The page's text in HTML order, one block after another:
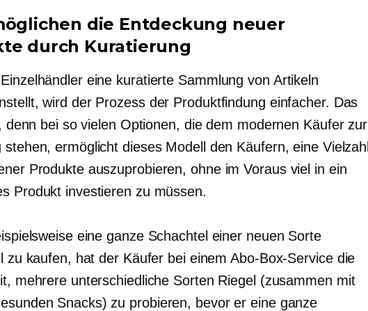
die Entdeckung neuer
durch Kuratierung
eine kuratierte Sammlung von Artikeln
wird der Prozess der Produktfindung einfacher. Das
denn bei so vielen Optionen, die dem modernen Käufer zur
stehen, ermöglicht dieses Modell den Käufern, eine Vielzahl
Produkte auszuprobieren, ohne im Voraus viel in ein
Produkt investieren zu müssen.
eine ganze Schachtel einer neuen Sorte
zu kaufen, hat der Käufer bei einem Abo-Box-Service die
mehrere unterschiedliche Sorten Riegel (zusammen mit
Snacks) zu probieren, bevor er eine ganze